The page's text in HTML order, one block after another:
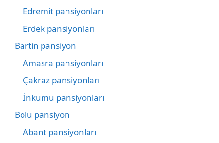
Edremit pansiyonları
Erdek pansiyonları
Bartin pansiyon
Amasra pansiyonları
Çakraz pansiyonları
İnkumu pansiyonları
Bolu pansiyon
Abant pansiyonları